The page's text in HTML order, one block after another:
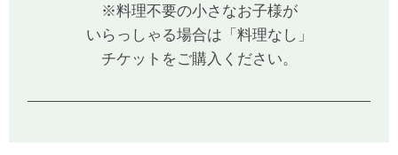
※料理不要の小さなお子様が
いらっしゃる場合は「料理なし」
チケットをご購入ください。